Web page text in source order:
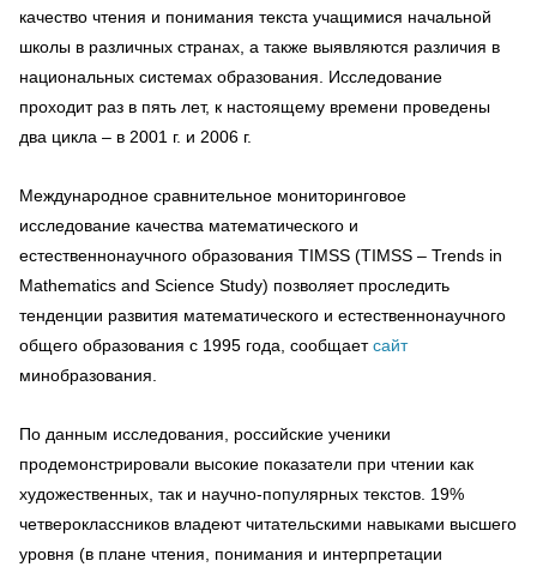
качество чтения и понимания текста учащимися начальной
школы в различных странах, а также выявляются различия в
национальных системах образования. Исследование
проходит раз в пять лет, к настоящему времени проведены
два цикла – в 2001 г. и 2006 г.
Международное сравнительное мониторинговое
исследование качества математического и
естественнонаучного образования TIMSS (TIMSS – Trends in
Mathematics and Science Study) позволяет проследить
тенденции развития математического и естественнонаучного
общего образования с 1995 года, сообщаетсайт
минобразования.
По данным исследования, российские ученики
продемонстрировали высокие показатели при чтении как
художественных, так и научно-популярных текстов. 19%
четвероклассников владеют читательскими навыками высшего
уровня (в плане чтения, понимания и интерпретации